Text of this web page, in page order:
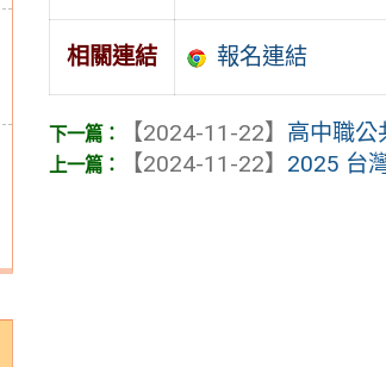
相關連結 報名連結
【2024-11-22】 高中職公
【2024-11-22】 2025 台